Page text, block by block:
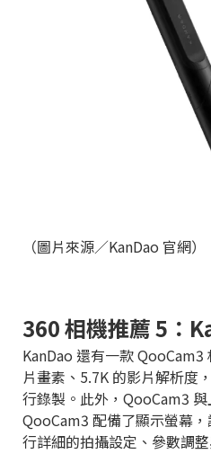
（圖片來源／KanDao 官網）
360 相機推薦 5：
KanDao 還有一款
片畫素、5.7K 的影片解析度
行錄製。此外，QooCam3
QooCam3 配備了顯示螢幕
行詳細的拍攝設定、參數調